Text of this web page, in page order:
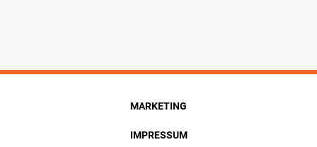
MARKETING
IMPRESSUM